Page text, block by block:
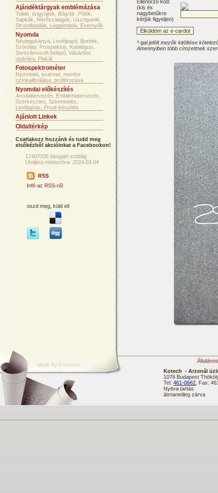
Ajándéktárgyak emblémázása
Tollak, öngyújtók, Bögrék ,Pólók,
Sapkák, Mérőszalagok, Uszógumik,
Strandlabdák, Léggömbök, Esernyők
Nyomda
Névjegykártya, Levélpapír, Boríték,
Szórólap, Prospektus, Katalógus,
Sorszámozott belépő, Vásárlási
utalvány, Plakát
Fotospektrométer
Nyomtató, scanner, monitor
színkalibrálása, profilírozása
Nyomdai előkészítés
Arculattervezés, Emblématervezés,
Szerkesztés, Szkennelés,
Levilágítás, Proof-készítés
Ajánlott Linkek
Oldaltérkép
Csatlakozz hozzánk és tudd meg
elsőkézből akcióinkat a Facebookon!
17407335 látogató ezidáig
Utoljára módosítva: 2024.03.04
RSS
Infó az RSS-ről
oszd meg, küld el!
Ellenőrző kód:
(kis és
nagybetűkre
kérjük figyeljen)
*-gal jelölt mezők kitöltése
Amennyiben több címzettnek
Made by FortuNet
Kotech - Arzenál
1076 Budapest
Tel: 461-0662 , Fax:
Nyitva tartás:
átmanetileg zárva